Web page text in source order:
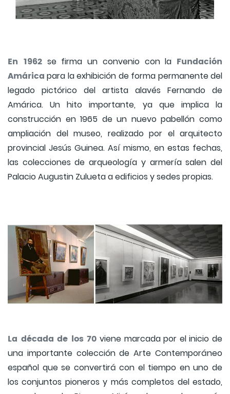
En 1962se firma un convenio con la Fundación
Amárica para la exhibición de forma permanente del
legado pictórico del artista alavés Fernando de
Amárica. Un hito importante, ya que implica la
construcción en 1965 de un nuevo pabellón como
ampliación del museo, realizado por el arquitecto
provincial Jesús Guinea. Así mismo, en estas fechas,
las colecciones de arqueología y armería salen del
Palacio Augustin Zulueta a edificios y sedes propias.
La década de los 70 viene marcada por el inicio de
una importante colección de Arte Contemporáneo
español que se convertirá con el tiempo en uno de
los conjuntos pioneros y más completos del estado,